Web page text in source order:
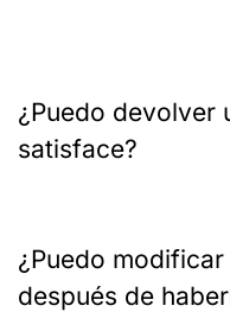
¿Puedo devolver
satisface?
¿Puedo
después de